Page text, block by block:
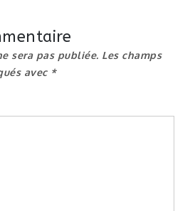
sera pas publiée. Les champs
avec *